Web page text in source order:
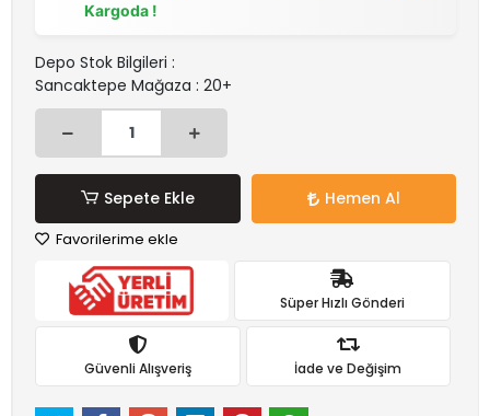
Kargoda !
Depo Stok Bilgileri :
Sancaktepe Mağaza : 20+
Sepete Ekle Hemen Al
Favorilerime ekle
Süper Hızlı Gönderi
Güvenli Alışveriş İade ve Değişim